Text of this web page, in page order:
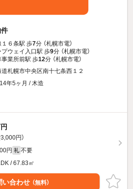
１６条駅 歩7分 （札幌市電）
プウェイ入口駅 歩9分 （札幌市電）
事業所前駅 歩12分 （札幌市電）
道札幌市中央区南十七条西１２
年5ヶ月 / 木造
円）
円 礼 不要
/ 67.83㎡
い合わせ （無料）